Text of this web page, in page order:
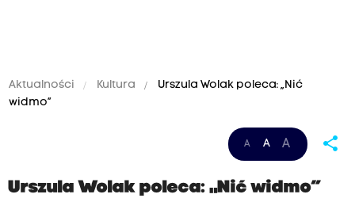
Aktualności Kultura
Urszula Wolak poleca: „Nić
widmo”
A A A share
Urszula Wolak poleca: „Nić widmo”